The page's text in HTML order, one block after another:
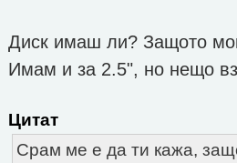
Диск имаш ли? Защото
Имам и за 2.5", но нещо
Цитат
Срам ме е да ти кажа,